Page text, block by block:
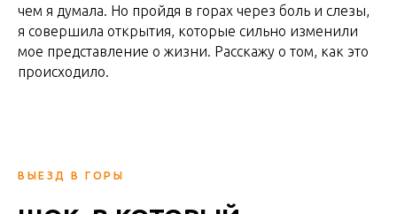
чем я думала. Но пройдя в горах через боль и слезы,
я совершила открытия, которые сильно изменили
мое представление о жизни. Расскажу о том, как это
происходило.
ВЫЕЗД В ГОРЫ